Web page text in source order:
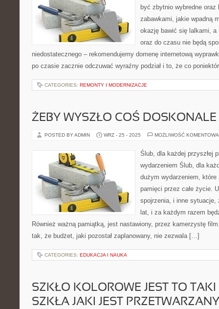
być zbytnio wybredne oraz
zabawkami, jakie wpadną
okazję bawić się lalkami, a
oraz do czasu nie będą
niedostatecznego – rekomendujemy domenę internetową
po czasie zacznie odczuwać wyraźny podział i to, że co
CATEGORIES: REMONTY I MODERNIZACJE
ŻEBY WYSZŁO COŚ DOSKONALE
POSTED BY ADMIN WRZ - 25 - 2025 MOŻLIWOŚĆ
Ślub, dla każdej przyszłej
wydarzeniem Ślub, dla
dużym wydarzeniem,
pamięci przez całe życie.
spojrzenia, i inne sytuacje,
lat, i za każdym razem
Również ważną pamiątką, jest nastawiony, przez kamerzystę
tak, że budżet, jaki pozostał zaplanowany, nie zezwala […]
CATEGORIES: EDUKACJA I NAUKA
SZKŁO KOLOROWE JEST TO TAKI
SZKŁA JAKI JEST